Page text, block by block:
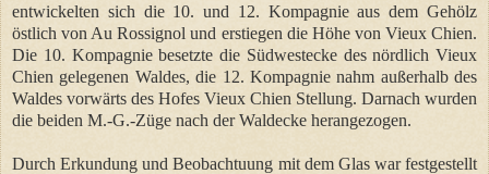
entwickelten sich die 10. und 12. Kompagnie aus dem Gehölz
östlich von Au Rossignol und erstiegen die Höhe von Vieux Chien.
Die 10. Kompagnie besetzte die Südwestecke des nördlich Vieux
Chien gelegenen Waldes, die 12. Kompagnie nahm außerhalb des
Waldes vorwärts des Hofes Vieux Chien Stellung. Darnach wurden
die beiden M.-G.-Züge nach der Waldecke herangezogen.
Durch Erkundung und Beobachtuung mit dem Glas war festgestellt